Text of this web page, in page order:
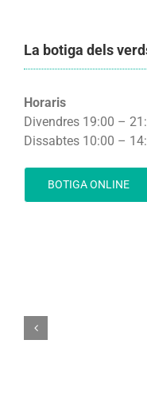
La botiga dels
Horaris
Divendres 19:00 –
Dissabtes 10:00 –
BOTIGA ONLINE